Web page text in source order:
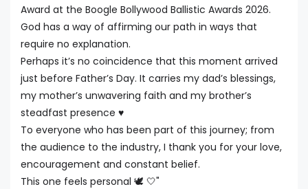
Award at the Boogle Bollywood Ballistic Awards 2026.
God has a way of affirming our path in ways that
require no explanation.
Perhaps it’s no coincidence that this moment arrived
just before Father’s Day. It carries my dad’s blessings,
my mother’s unwavering faith and my brother’s
steadfast presence ♥️
To everyone who has been part of this journey; from
the audience to the industry, I thank you for your love,
encouragement and constant belief.
This one feels personal 🕊️ 🤍"